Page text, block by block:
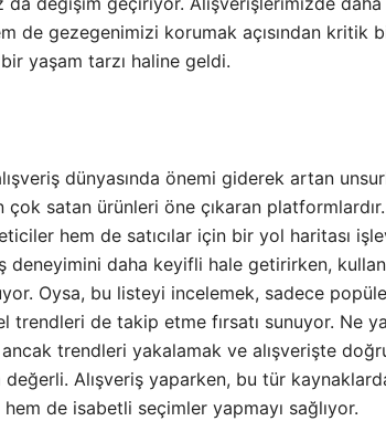
de gezegenimizi korumak açısından kritik
yaşam tarzı haline geldi.
dünyasında önemi giderek artan
çok satan ürünleri öne çıkaran
hem de satıcılar için bir yol haritası
deneyimini daha keyifli hale getirirken,
Oysa, bu listeyi incelemek, sadece
trendleri de takip etme fırsatı sunuyor. Ne
trendleri yakalamak ve alışverişte
Alışveriş yaparken, bu tür
de isabetli seçimler yapmayı sağlıyor.